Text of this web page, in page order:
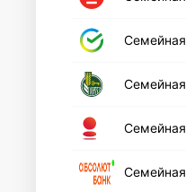
Семейная
Семейная
Семейная
Cемейная